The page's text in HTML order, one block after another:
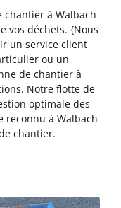
chantier à Walbach
vos déchets. {Nous
un service client
ou un
de chantier à
Notre flotte de
optimale des
reconnu à Walbach
chantier.